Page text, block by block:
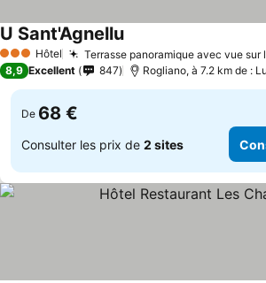
3 ÉtoilesHôtel Terrasse panoramique avec vue sur
U Sant'AgnelluConsulter les prix
8,9 Excellent 847 Rogliano, à 7.2 km de :
De 68 €
Consulter les prix de 2 sites